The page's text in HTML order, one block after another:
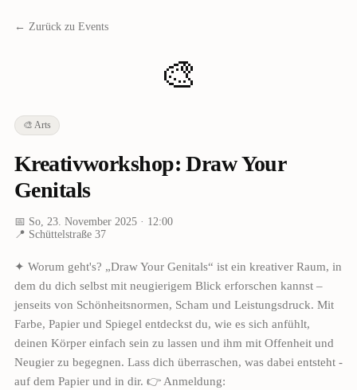
← Zurück zu Events
🎨
🎨 Arts
Kreativworkshop: Draw Your
Genitals
📅 So, 23. November 2025· 12:00
📍 Schüttelstraße 37
✦ Worum geht's? „Draw Your Genitals“ ist ein kreativer Raum, in
dem du dich selbst mit neugierigem Blick erforschen kannst –
jenseits von Schönheitsnormen, Scham und Leistungsdruck. Mit
Farbe, Papier und Spiegel entdeckst du, wie es sich anfühlt,
deinen Körper einfach sein zu lassen und ihm mit Offenheit und
Neugier zu begegnen. Lass dich überraschen, was dabei entsteht -
auf dem Papier und in dir. 👉 Anmeldung: